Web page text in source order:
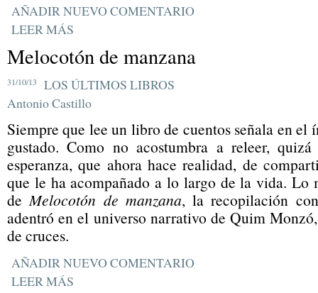
AÑADIR NUEVO COMENTARIO
LEER MÁS
Melocotón de manzana
31/10/13
LOS ÚLTIMOS LIBROS
Antonio Castillo
Siempre que lee un libro de cuentos señala en el
gustado. Como no acostumbra a releer,
esperanza, que ahora hace realidad, de
que le ha acompañado a lo largo de la vida. Lo
deMelocotón de manzana, la recopilación
adentró en el universo narrativo de Quim
de cruces.
AÑADIR NUEVO COMENTARIO
LEER MÁS